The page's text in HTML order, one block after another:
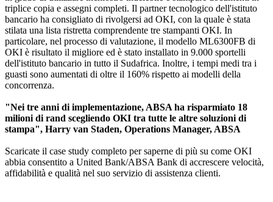
triplice copia e assegni completi. Il partner tecnologico dell'istituto
bancario ha consigliato di rivolgersi ad OKI, con la quale è stata
stilata una lista ristretta comprendente tre stampanti OKI. In
particolare, nel processo di valutazione, il modello ML6300FB di
OKI è risultato il migliore ed è stato installato in 9.000 sportelli
dell'istituto bancario in tutto il Sudafrica. Inoltre, i tempi medi tra i
guasti sono aumentati di oltre il 160% rispetto ai modelli della
concorrenza.
"Nei tre anni di implementazione, ABSA ha risparmiato 18
milioni di rand scegliendo OKI tra tutte le altre soluzioni di
stampa", Harry van Staden, Operations Manager, ABSA
Scaricate il case study completo per saperne di più su come OKI
abbia consentito a United Bank/ABSA Bank di accrescere velocità,
affidabilità e qualità nel suo servizio di assistenza clienti.